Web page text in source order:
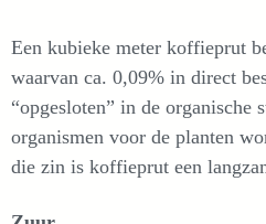
Een kubieke meter koffieprut
waarvan ca. 0,09% in direct
“opgesloten” in de organische
organismen voor de planten
die zin is koffieprut een